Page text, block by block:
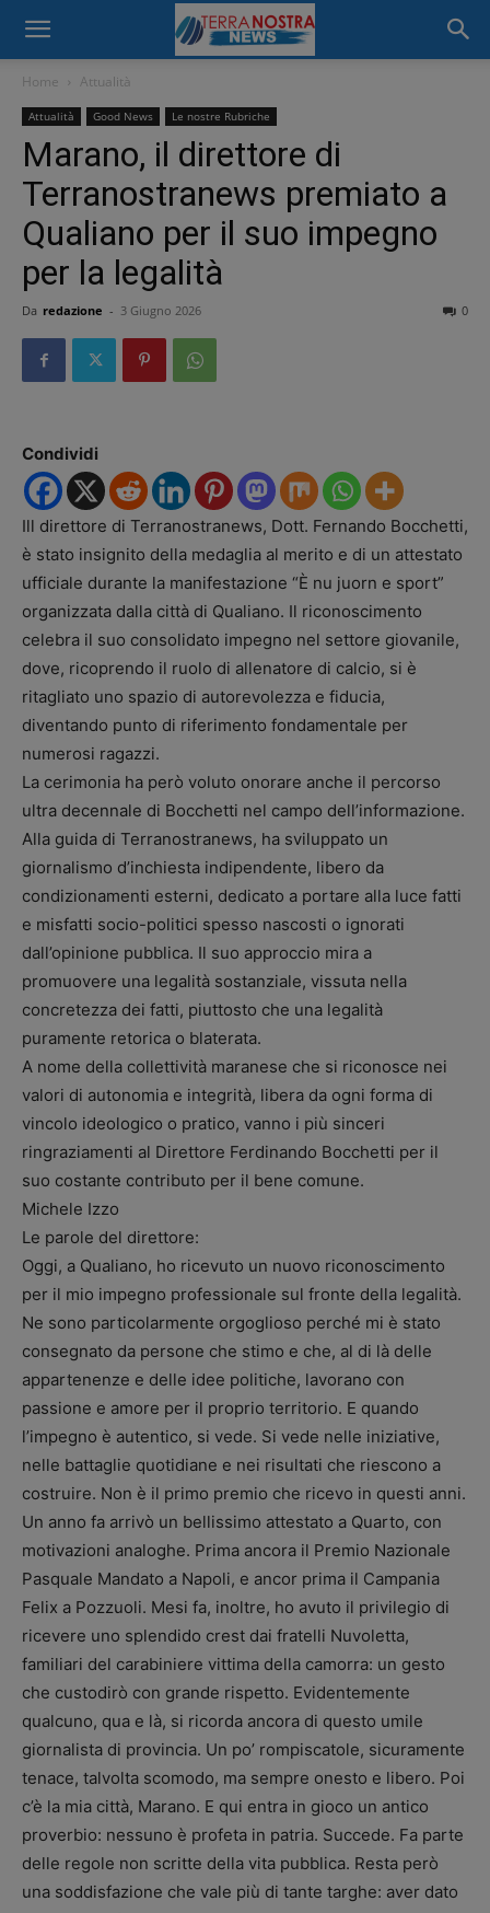
Home Attualità
Attualità Good News Le nostre Rubriche
Marano, il direttore di
Terranostranews premiato a
Qualiano per il suo impegno
per la legalità
Da redazione - 3 Giugno 2026 0
Condividi
Ill direttore di Terranostranews, Dott. Fernando Bocchetti,
è stato insignito della medaglia al merito e di un attestato
ufficiale durante la manifestazione “È nu juorn e sport”
organizzata dalla città di Qualiano. Il riconoscimento
celebra il suo consolidato impegno nel settore giovanile,
dove, ricoprendo il ruolo di allenatore di calcio, si è
ritagliato uno spazio di autorevolezza e fiducia,
diventando punto di riferimento fondamentale per
numerosi ragazzi.
La cerimonia ha però voluto onorare anche il percorso
ultra decennale di Bocchetti nel campo dell’informazione.
Alla guida di Terranostranews, ha sviluppato un
giornalismo d’inchiesta indipendente, libero da
condizionamenti esterni, dedicato a portare alla luce fatti
e misfatti socio-politici spesso nascosti o ignorati
dall’opinione pubblica. Il suo approccio mira a
promuovere una legalità sostanziale, vissuta nella
concretezza dei fatti, piuttosto che una legalità
puramente retorica o blaterata.
A nome della collettività maranese che si riconosce nei
valori di autonomia e integrità, libera da ogni forma di
vincolo ideologico o pratico, vanno i più sinceri
ringraziamenti al Direttore Ferdinando Bocchetti per il
suo costante contributo per il bene comune.
Michele Izzo
Le parole del direttore:
Oggi, a Qualiano, ho ricevuto un nuovo riconoscimento
per il mio impegno professionale sul fronte della legalità.
Ne sono particolarmente orgoglioso perché mi è stato
consegnato da persone che stimo e che, al di là delle
appartenenze e delle idee politiche, lavorano con
passione e amore per il proprio territorio. E quando
l’impegno è autentico, si vede. Si vede nelle iniziative,
nelle battaglie quotidiane e nei risultati che riescono a
costruire. Non è il primo premio che ricevo in questi anni.
Un anno fa arrivò un bellissimo attestato a Quarto, con
motivazioni analoghe. Prima ancora il Premio Nazionale
Pasquale Mandato a Napoli, e ancor prima il Campania
Felix a Pozzuoli. Mesi fa, inoltre, ho avuto il privilegio di
ricevere uno splendido crest dai fratelli Nuvoletta,
familiari del carabiniere vittima della camorra: un gesto
che custodirò con grande rispetto. Evidentemente
qualcuno, qua e là, si ricorda ancora di questo umile
giornalista di provincia. Un po’ rompiscatole, sicuramente
tenace, talvolta scomodo, ma sempre onesto e libero. Poi
c’è la mia città, Marano. E qui entra in gioco un antico
proverbio: nessuno è profeta in patria. Succede. Fa parte
delle regole non scritte della vita pubblica. Resta però
una soddisfazione che vale più di tante targhe: aver dato